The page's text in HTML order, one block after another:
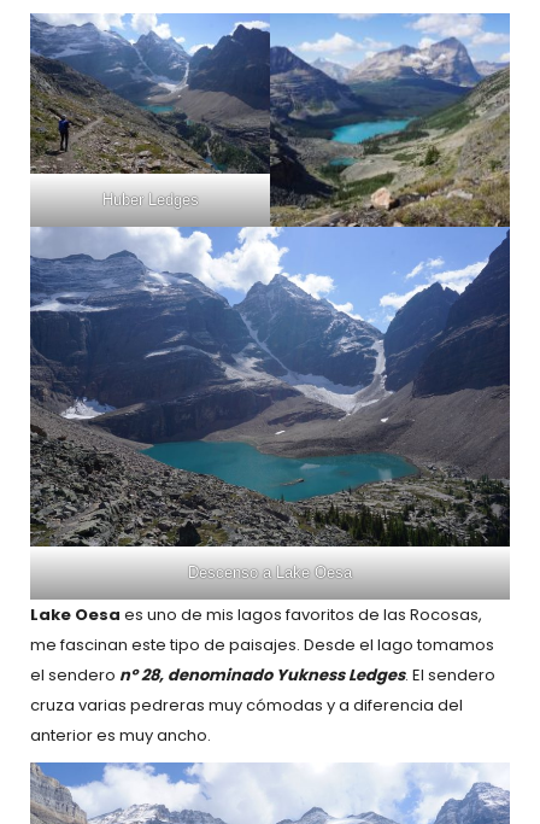
Huber Ledges
Descenso a Lake Oesa
Lake Oesa es uno de mis lagos favoritos de las Rocosas,
me fascinan este tipo de paisajes. Desde el lago tomamos
el sendero nº 28, denominado Yukness Ledges. El sendero
cruza varias pedreras muy cómodas y a diferencia del
anterior es muy ancho.